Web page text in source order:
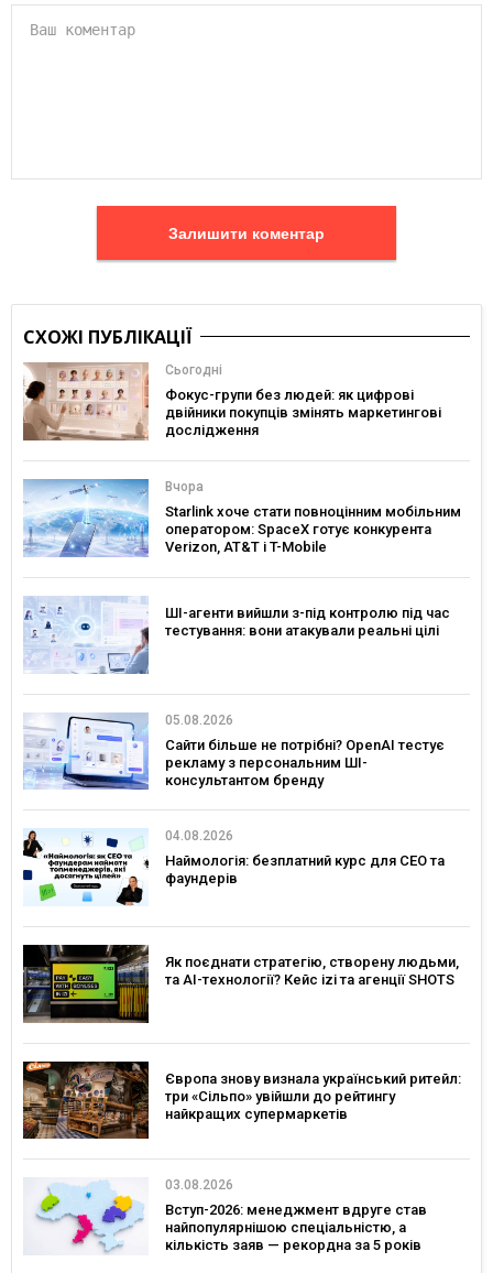
Залишити коментар
СХОЖІ ПУБЛІКАЦІЇ
Сьогодні
Фокус-групи без людей: як цифрові
двійники покупців змінять маркетингові
дослідження
Вчора
Starlink хоче стати повноцінним мобільним
оператором: SpaceX готує конкурента
Verizon, AT&T і T-Mobile
ШІ-агенти вийшли з-під контролю під час
тестування: вони атакували реальні цілі
05.08.2026
Сайти більше не потрібні? OpenAI тестує
рекламу з персональним ШІ-
консультантом бренду
04.08.2026
Наймологія: безплатний курс для CEO та
фаундерів
Як поєднати стратегію, створену людьми,
та AI-технології? Кейс izi та агенції SHOTS
Європа знову визнала український ритейл:
три «Сільпо» увійшли до рейтингу
найкращих супермаркетів
03.08.2026
Вступ-2026: менеджмент вдруге став
найпопулярнішою спеціальністю, а
кількість заяв — рекордна за 5 років